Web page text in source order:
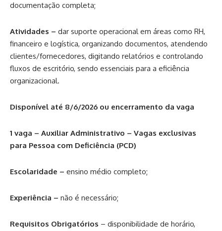
documentação completa;
Atividades – dar suporte operacional em áreas como RH,
financeiro e logística, organizando documentos, atendendo
clientes/fornecedores, digitando relatórios e controlando
fluxos de escritório, sendo essenciais para a eficiência
organizacional.
Disponível até 8/6/2026 ou encerramento da vaga
1 vaga – Auxiliar Administrativo – Vagas exclusivas
para Pessoa com Deficiência (PCD)
Escolaridade – ensino médio completo;
Experiência – não é necessário;
Requisitos Obrigatórios – disponibilidade de horário,